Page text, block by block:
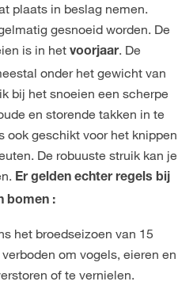
plaats in beslag nemen.
gesnoeid worden. De
is in het voorjaar. De
onder het gewicht van
bij het snoeien een scherpe
en storende takken in te
ook geschikt voor het knippen
De robuuste struik kan je
Er gelden echter regels bij
bomen :
het broedseizoen van 15
om vogels, eieren en
of te vernielen.